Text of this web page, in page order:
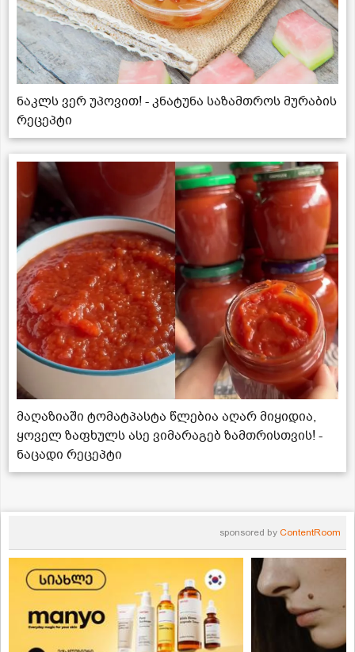
ნაკლს ვერ უპოვით! - კნატუნა საზამთროს მურაბის
რეცეპტი
მაღაზიაში ტომატპასტა წლებია აღარ მიყიდია,
ყოველ ზაფხულს ასე ვიმარაგებ ზამთრისთვის! -
ნაცადი რეცეპტი
sponsored by ContentRoom